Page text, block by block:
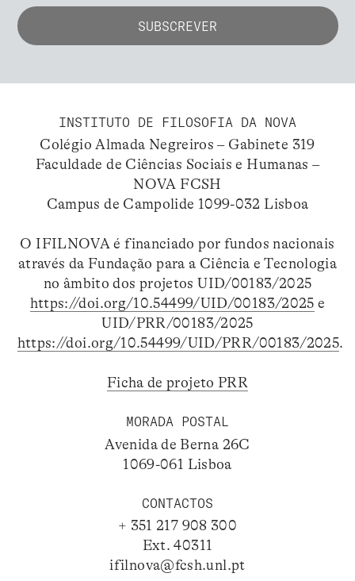
INSTITUTO DE FILOSOFIA DA NOVA
Colégio Almada Negreiros – Gabinete 319
Faculdade de Ciências Sociais e Humanas –
NOVA FCSH
Campus de Campolide 1099-032 Lisboa
O IFILNOVA é financiado por fundos nacionais
através da Fundação para a Ciência e Tecnologia
no âmbito dos projetos UID/00183/2025
https://doi.org/10.54499/UID/00183/2025 e
UID/PRR/00183/2025
https://doi.org/10.54499/UID/PRR/00183/2025.
Ficha de projeto PRR
MORADA POSTAL
Avenida de Berna 26C
1069-061 Lisboa
CONTACTOS
+ 351 217 908 300
Ext. 40311
ifilnova@fcsh.unl.pt